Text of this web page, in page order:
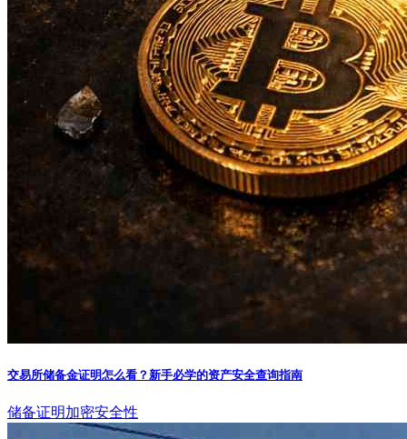
交易所储备金证明怎么看？新手必学的资产安全查询指南
储备证明加密安全性